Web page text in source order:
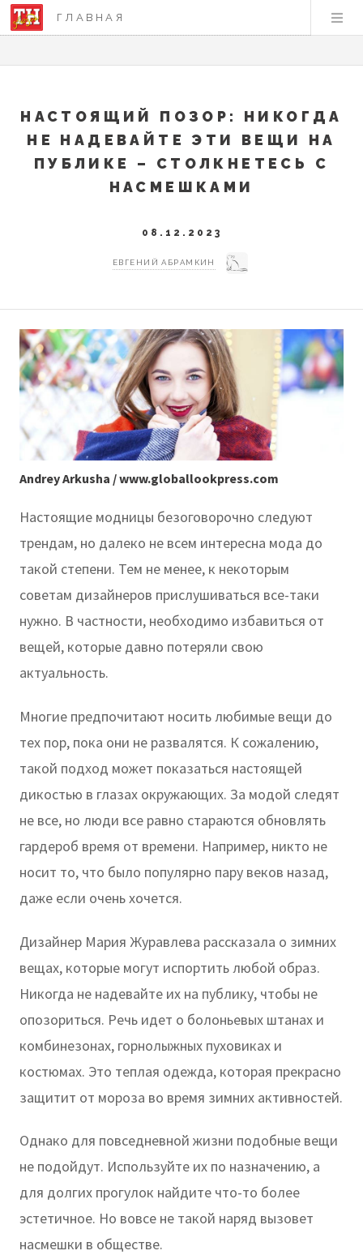
ГЛАВНАЯ
НАСТОЯЩИЙ ПОЗОР: НИКОГДА
НЕ НАДЕВАЙТЕ ЭТИ ВЕЩИ НА
ПУБЛИКЕ – СТОЛКНЕТЕСЬ С
НАСМЕШКАМИ
08.12.2023
ЕВГЕНИЙ АБРАМКИН
Andrey Arkusha / www.globallookpress.com
Настоящие модницы безоговорочно следуют
трендам, но далеко не всем интересна мода до
такой степени. Тем не менее, к некоторым
советам дизайнеров прислушиваться все-таки
нужно. В частности, необходимо избавиться от
вещей, которые давно потеряли свою
актуальность.
Многие предпочитают носить любимые вещи до
тех пор, пока они не развалятся. К сожалению,
такой подход может показаться настоящей
дикостью в глазах окружающих. За модой следят
не все, но люди все равно стараются обновлять
гардероб время от времени. Например, никто не
носит то, что было популярно пару веков назад,
даже если очень хочется.
Дизайнер Мария Журавлева рассказала о зимних
вещах, которые могут испортить любой образ.
Никогда не надевайте их на публику, чтобы не
опозориться. Речь идет о болоньевых штанах и
комбинезонах, горнолыжных пуховиках и
костюмах. Это теплая одежда, которая прекрасно
защитит от мороза во время зимних активностей.
Однако для повседневной жизни подобные вещи
не подойдут. Используйте их по назначению, а
для долгих прогулок найдите что-то более
эстетичное. Но вовсе не такой наряд вызовет
насмешки в обществе.